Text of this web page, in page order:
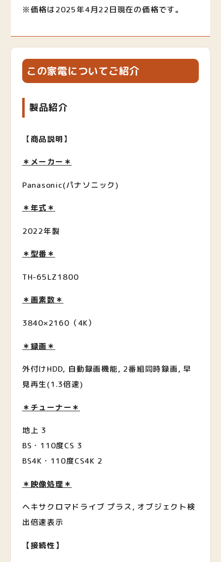
※価格は2025年4月22日現在の価格です。
この家電についてご紹介
製品紹介
【商品説明 】
＊メーカー＊
Panasonic(パナソニック)
＊年式＊
2022年製
＊型番＊
TH-65LZ1800
＊画素数＊
3840×2160（4K）
＊録画＊
外付けHDD, 自動録画機能, 2番組同時録画, 早
見再生(1.3倍速)
＊チューナー＊
地上 3
BS・110度CS 3
BS4K・110度CS4K 2
＊映像処理＊
ヘキサクロマドライブ プラス, オブジェクト検
出倍速表示
【接続性】